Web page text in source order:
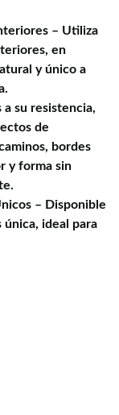
– Utiliza
en
y único a
a su resistencia,
de
bordes
y forma sin
– Disponible
ideal para